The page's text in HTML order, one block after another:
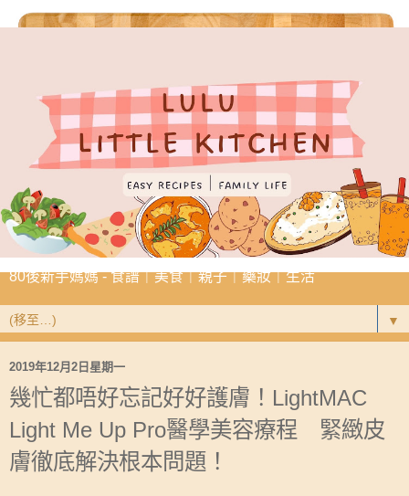
80後新手媽媽 - 食譜｜美食｜親子｜藥妝｜生活
▼
2019年12月2日星期一
幾忙都唔好忘記好好護膚！LightMAC
Light Me Up Pro醫學美容療程 緊緻皮
膚徹底解決根本問題！